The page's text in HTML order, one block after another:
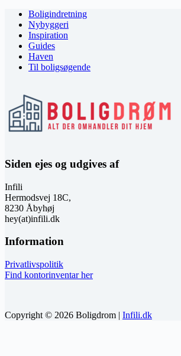
Boligindretning
Nybyggeri
Inspiration
Guides
Haven
Til boligsøgende
Siden ejes og udgives af
Infili
Hermodsvej 18C,
8230 Åbyhøj
hey(at)infili.dk
Information
Privatlivspolitik
Find kontorinventar her
Copyright © 2026 Boligdrom | Infili.dk